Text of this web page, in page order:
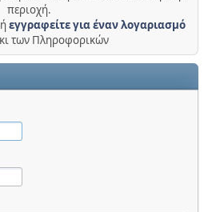
περιοχή.
εγγραφείτε για έναν λογαριασμό
των Πληροφορικών